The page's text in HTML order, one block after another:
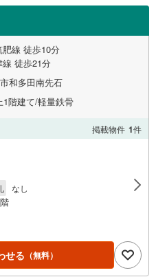
線 徒歩10分
徒歩21分
和多田南先石
1階建て/軽量鉄骨
掲載物件 1件
なし
せる （無料）